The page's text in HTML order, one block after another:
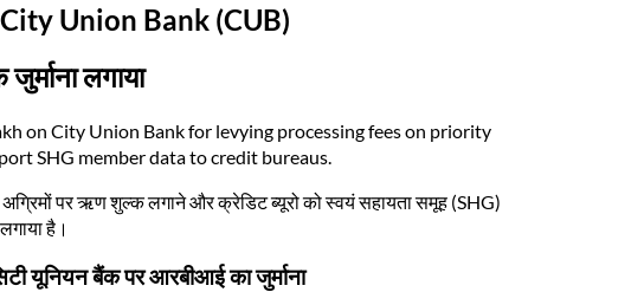
Union Bank (CUB)
लगाया
on City Union Bank for levying processing fees on priority
SHG member data to credit bureaus.
पर ऋण शुल्क लगाने और क्रेडिट ब्यूरो को स्वयं सहायता समूह (SHG)
है।
बैंक पर आरबीआई का जुर्माना